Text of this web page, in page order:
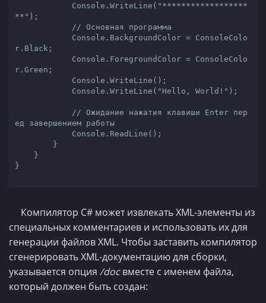
            Console.WriteLine(
"******************
**" );
// Основная программа
r.Black;
r.Green;
            Console.WriteLine(
"Hello, World!" );
// Ожидание нажатия клавиши Enter пер
ед завершением работы
}
Компилятор C# может извлекать XML-элементы из
специальных комментариев и использовать их для
генерации файлов XML. Чтобы заставить компилятор
сгенерировать XML-документацию для сборки,
указывается опция /docвместе с именем файла,
который должен быть создан: